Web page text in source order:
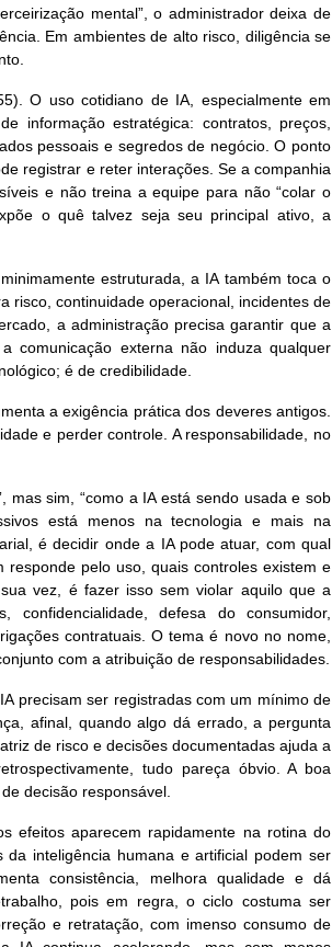
mental”, o administrador deixa de
Em ambientes de alto risco, diligência se
O uso cotidiano de IA, especialmente em
informação estratégica: contratos, preços,
pessoais e segredos de negócio. O ponto
registrar e reter interações. Se a companhia
e não treina a equipe para não “colar o
o quê talvez seja seu principal ativo, a
estruturada, a IA também toca o
risco, continuidade operacional, incidentes de
a administração precisa garantir que a
comunicação externa não induza qualquer
é de credibilidade.
a exigência prática dos deveres antigos.
e perder controle. A responsabilidade, no
mas sim, “como a IA está sendo usada e sob
está menos na tecnologia e mais na
é decidir onde a IA pode atuar, com qual
pelo uso, quais controles existem e
vez, é fazer isso sem violar aquilo que a
defesa do consumidor,
contratuais. O tema é novo no nome,
com a atribuição de responsabilidades.
precisam ser registradas com um mínimo de
afinal, quando algo dá errado, a pergunta
de risco e decisões documentadas ajuda a
tudo pareça óbvio. A boa
decisão responsável.
efeitos aparecem rapidamente na rotina do
inteligência humana e artificial podem ser
consistência, melhora qualidade e dá
pois em regra, o ciclo costuma ser
e retratação, com imenso consumo de